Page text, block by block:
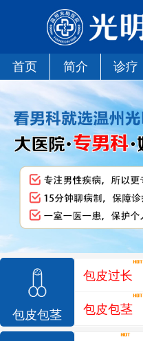
首页 简介 诊疗
包皮包茎
包皮过长
包皮包茎